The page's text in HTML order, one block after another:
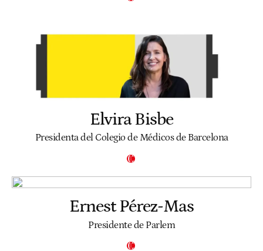
Elvira Bisbe
Presidenta del Colegio de Médicos de Barcelona
Ernest Pérez-Mas
Presidente de Parlem